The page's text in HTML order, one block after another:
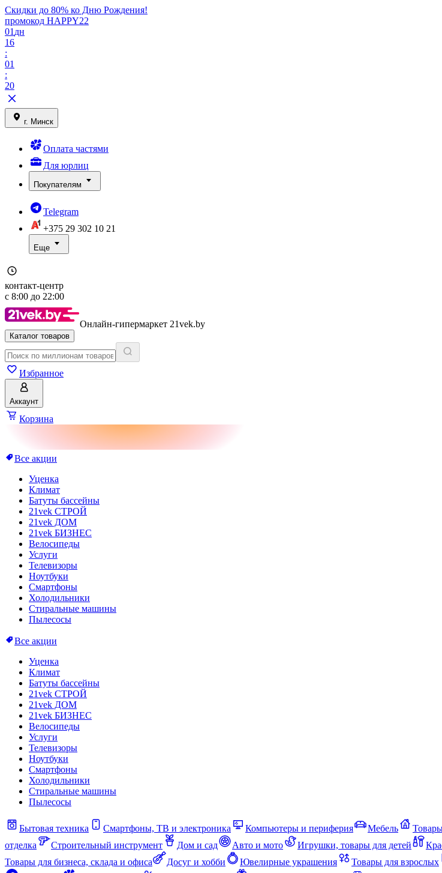
Скидки до 80% ко Дню Рождения!
промокод HAPPY22
01 дн
16
:
01
:
20
г. Минск
Оплата частями
Для юрлиц
Покупателям
Telegram
+375 29 302 10 21
Еще
контакт-центр
с 8:00 до 22:00
Онлайн-гипермаркет 21vek.by
Каталог товаров
Избранное
Аккаунт
Корзина
Все акции
Уценка
Климат
Батуты бассейны
21vek СТРОЙ
21vek ДОМ
21vek БИЗНЕС
Велосипеды
Услуги
Телевизоры
Ноутбуки
Смартфоны
Холодильники
Стиральные машины
Пылесосы
Все акции
Уценка
Климат
Батуты бассейны
21vek СТРОЙ
21vek ДОМ
21vek БИЗНЕС
Велосипеды
Услуги
Телевизоры
Ноутбуки
Смартфоны
Холодильники
Стиральные машины
Пылесосы
Бытовая техника Смартфоны, ТВ и электроника Компьютеры и периферия Мебель
отделка
Строительный инструмент Дом и сад Авто и мото Игрушки, товары для детей
Товары для бизнеса, склада и офиса
Досуг и хобби Ювелирные украшения Товары для взрослых